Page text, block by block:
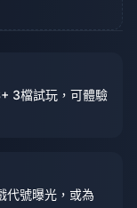
3檔試玩，可體驗
代號曝光，或為